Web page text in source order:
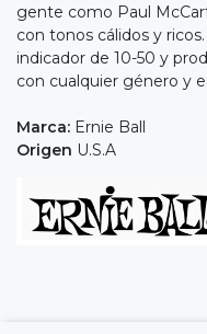
gente como Paul
con tonos cálidos y
indicador de 10-50 y
con cualquier género y
Marca: Ernie Ball
Origen U.S.A